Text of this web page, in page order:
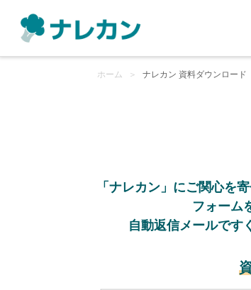
ホーム ＞ ナレカン 資料ダウンロード
「ナレカン」にご関心を
フォーム
自動返信メールです